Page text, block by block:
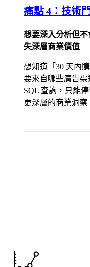
痛點 4：技術
想要深入分析但
失深層商業價值
想知道「30 天內
要來自哪些廣告
SQL 查詢，只能
更深層的商業洞察
為什麼全球企